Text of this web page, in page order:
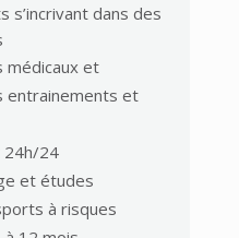
s’incrivant dans des
médicaux et
entrainements et
24h/24
et études
à risques